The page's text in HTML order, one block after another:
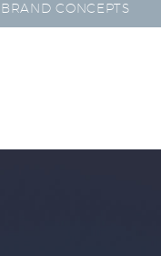
BRAND CONCEPTS